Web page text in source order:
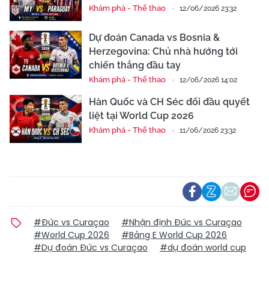
Khám phá - Thể thao 12/06/2026 23:32
Dự đoán Canada vs Bosnia &
Herzegovina: Chủ nhà hướng tới
chiến thắng đầu tay
Khám phá - Thể thao 12/06/2026 14:02
Hàn Quốc và CH Séc đối đầu quyết
liệt tại World Cup 2026
Khám phá - Thể thao 11/06/2026 23:32
#Đức vs Curaçao
#Nhận định Đức vs Curaçao
#World Cup 2026
#Bảng E World Cup 2026
#Dự đoán Đức vs Curaçao
#dự đoán world cup